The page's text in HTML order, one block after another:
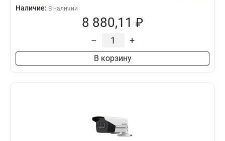
Наличие: В наличии
8 880,11 ₽
– +
В корзину